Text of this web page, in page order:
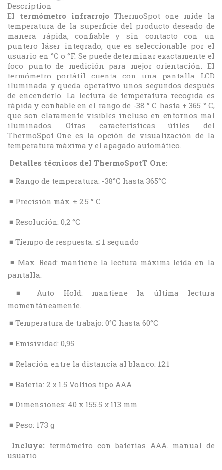
Description
El termómetro infrarrojo ThermoSpot one mide la
temperatura de la superficie del producto deseado de
manera rápida, confiable y sin contacto con un
puntero láser integrado, que es seleccionable por el
usuario en °C o °F. Se puede determinar exactamente el
foco punto de medición para mejor orientación. El
termómetro portátil cuenta con una pantalla LCD
iluminada y queda operativo unos segundos después
de encenderlo. La lectura de temperatura recogida es
rápida y confiable en el rango de -38 ° C hasta + 365 ° C,
que son claramente visibles incluso en entornos mal
iluminados. Otras características útiles del
ThermoSpot One es la opción de visualización de la
temperatura máxima y el apagado automático.
Detalles técnicos del ThermoSpotT One:
◾ Rango de temperatura: -38°C hasta 365°C
◾ Precisión máx. ± 2.5 ° C
◾ Resolución: 0,2 °C
◾ Tiempo de respuesta: ≤ 1 segundo
◾ Max. Read: mantiene la lectura máxima leída en la
pantalla.
◾ Auto Hold: mantiene la última lectura
momentáneamente.
◾ Temperatura de trabajo: 0°C hasta 60°C
◾ Emisividad: 0,95
◾ Relación entre la distancia al blanco: 12:1
◾ Batería: 2 x 1.5 Voltios tipo AAA
◾ Dimensiones: 40 x 155.5 x 113 mm
◾ Peso: 173 g
Incluye: termómetro con baterías AAA, manual de
usuario